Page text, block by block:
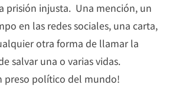
prisión injusta. Una mención, un
en las redes sociales, una carta,
otra forma de llamar la
salvar una o varias vidas.
preso político del mundo!